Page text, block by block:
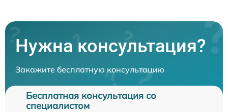
Нужна консультация?
Закажите бесплатную консультацию
Бесплатная консультация со
специалистом